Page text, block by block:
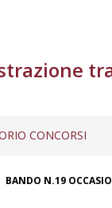
CONCORSI
BANDO N.19